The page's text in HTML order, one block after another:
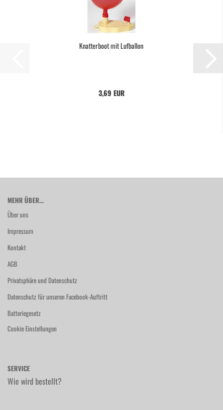
Knatterboot mit Lufballon
3,69 EUR
MEHR ÜBER...
Über uns
Impressum
Kontakt
AGB
Privatsphäre und Datenschutz
Datenschutz für unseren Facebook-Auftritt
Batteriegesetz
Cookie Einstellungen
SERVICE
Wie wird bestellt?